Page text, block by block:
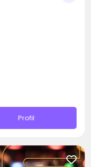
Profil